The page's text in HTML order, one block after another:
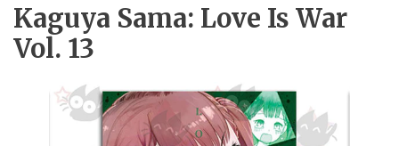
Kaguya Sama: Love Is War
Vol. 13